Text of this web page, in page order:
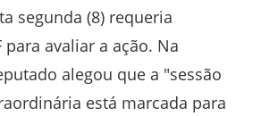
segunda (8) requeria
para avaliar a ação. Na
alegou que a "sessão
está marcada para